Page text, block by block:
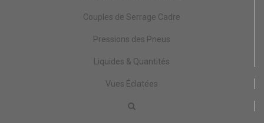
Couples de Serrage Cadre
Pressions des Pneus
Liquides & Quantités
Vues Éclatées